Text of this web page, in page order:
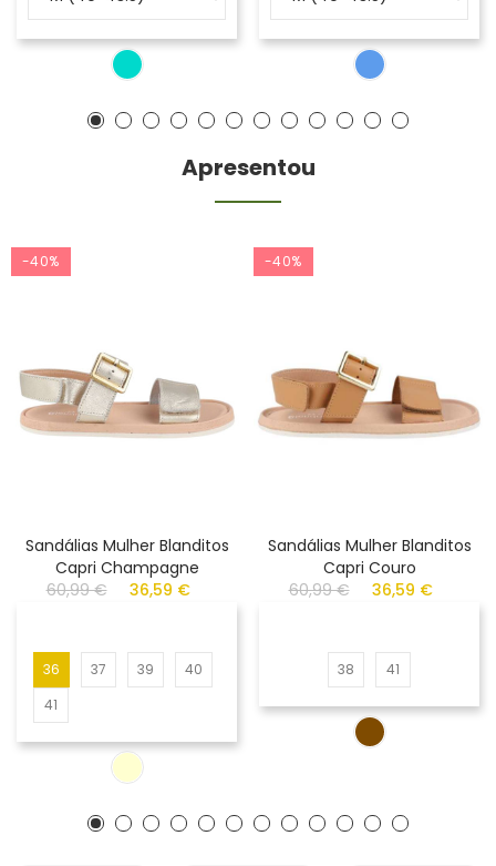
Apresentou
-40%
Sandálias Mulher Blanditos
Capri Champagne
60,99 €
36,59 €
36 37 39
40
41
-40%
Sandálias Mulher Blanditos
Capri Couro
60,99 €
36,59 €
38 41